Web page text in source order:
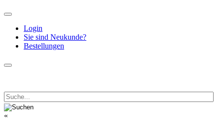
Login
Sie sind Neukunde?
Bestellungen
«